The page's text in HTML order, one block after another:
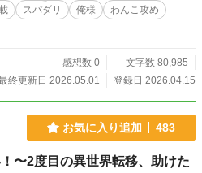
スパダリ 俺様
わんこ攻め
感想数 0
文字数 80,985
終更新日 2026.05.01
登録日 2026.04.15
お気に入り追加 483
〜2度目の異世界転移、助けた